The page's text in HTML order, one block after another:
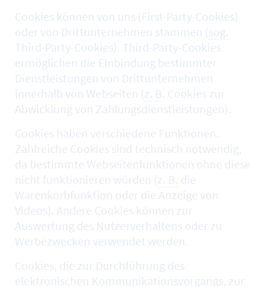
Cookies können von uns (First-Party-Cookies)
oder von Drittunternehmen stammen (sog.
Third-Party-Cookies). Third-Party-Cookies
ermöglichen die Einbindung bestimmter
Dienstleistungen von Drittunternehmen
innerhalb von Webseiten (z. B. Cookies zur
Abwicklung von Zahlungsdienstleistungen).
Cookies haben verschiedene Funktionen.
Zahlreiche Cookies sind technisch notwendig,
da bestimmte Webseitenfunktionen ohne diese
nicht funktionieren würden (z. B. die
Warenkorbfunktion oder die Anzeige von
Videos). Andere Cookies können zur
Auswertung des Nutzerverhaltens oder zu
Werbezwecken verwendet werden.
Cookies, die zur Durchführung des
elektronischen Kommunikationsvorgangs, zur